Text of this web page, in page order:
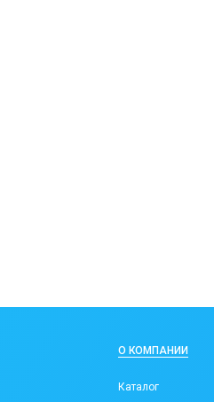
О КОМПАНИИ
Каталог